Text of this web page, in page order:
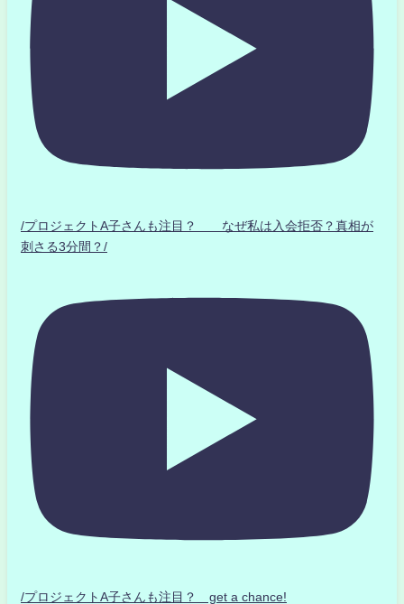
/プロジェクトA子さんも注目？ なぜ私は入会拒否？真相が
刺さる3分間？/
/プロジェクトA子さんも注目？ get a chance!